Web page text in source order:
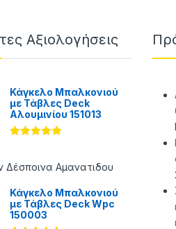
Αξιολογήσεις
Κάγκελο Μπαλκονιού
με Τάβλες Deck
Αλουμινίου 151013
από 5
Δέσποινα Αμανατιδου
Κάγκελο Μπαλκονιού
με Τάβλες Deck Wpc
150003